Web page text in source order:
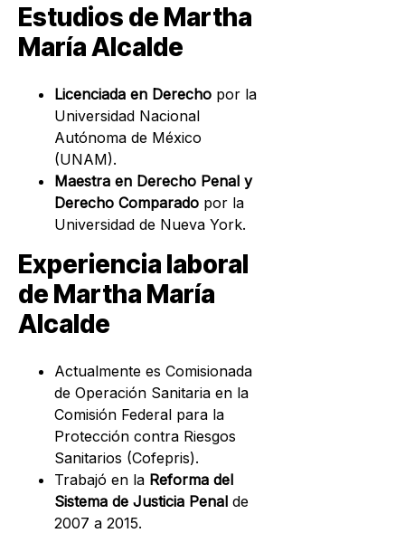
Estudios de Martha
María Alcalde
Licenciada en Derecho por la
Universidad Nacional
Autónoma de México
(UNAM).
Maestra en Derecho Penal y
Derecho Comparado por la
Universidad de Nueva York.
Experiencia laboral
de Martha María
Alcalde
Actualmente es Comisionada
de Operación Sanitaria en la
Comisión Federal para la
Protección contra Riesgos
Sanitarios (Cofepris).
Trabajó en la Reforma del
Sistema de Justicia Penal de
2007 a 2015.